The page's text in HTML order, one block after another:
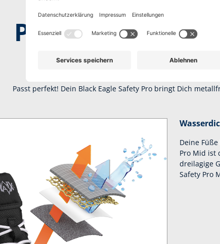
Perfekter
Passt perfekt! Dein Black Eagle Safety Pro bringt Dich
Deine
Pro Mid ist
dreilagige
Safety Pro